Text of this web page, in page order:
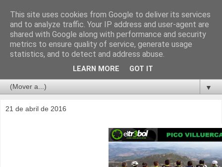
▼
21 de abril de 2016
This site uses cookies from Google to deliver its services
and to analyze traffic. Your IP address and user-agent are
shared with Google along with performance and security
metrics to ensure quality of service, generate usage
statistics, and to detect and address abuse.
LEARN MORE GOT IT